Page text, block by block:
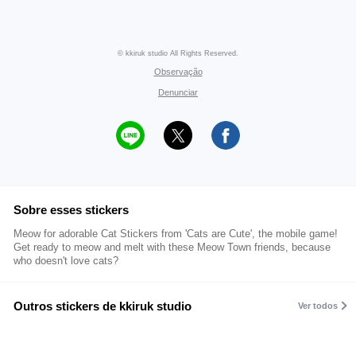
© kkiruk studio All Rights Reserved.
Observação
Denunciar
Sobre esses stickers
Meow for adorable Cat Stickers from 'Cats are Cute', the mobile game!
Get ready to meow and melt with these Meow Town friends, because
who doesn't love cats?
Outros stickers de kkiruk studio Ver todos